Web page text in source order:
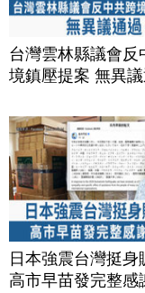
台灣雲林縣議會反
境鎮壓提案 無異
日本強震台灣挺身
高市早苗發完整感